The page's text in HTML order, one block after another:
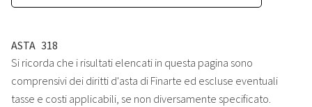
ASTA 318
Si ricorda che i risultati elencati in questa pagina sono
comprensivi dei diritti d'asta di Finarte ed escluse eventuali
tasse e costi applicabili, se non diversamente specificato.